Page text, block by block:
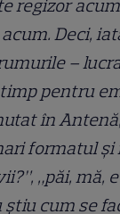
regizor
Deci,
–
pentru
în
formatul și
„păi, mă,
cum se